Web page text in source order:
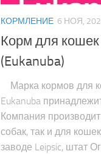
КОРМЛЕНИЕ 6 НОЯ,
Корм для
(Eukanuba)
Марка кормов для
Eukanuba
Компания
собак, так и для
заводе Leipsic, штат